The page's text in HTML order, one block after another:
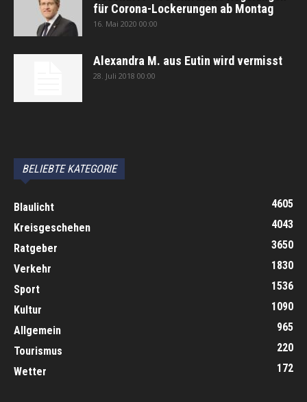
für Corona-Lockerungen ab Montag
16. Mai 2020 00:00
Alexandra M. aus Eutin wird vermisst
28. Juli 2018 00:00
BELIEBTE KATEGORIE
Blaulicht
4605
Kreisgeschehen
4043
Ratgeber
3650
Verkehr
1830
Sport
1536
Kultur
1090
Allgemein
965
Tourismus
220
Wetter
172